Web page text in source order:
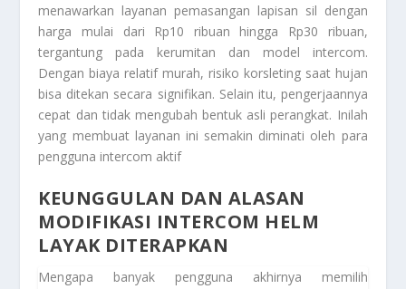
menawarkan layanan pemasangan lapisan sil dengan
harga mulai dari Rp10 ribuan hingga Rp30 ribuan,
tergantung pada kerumitan dan model intercom.
Dengan biaya relatif murah, risiko korsleting saat hujan
bisa ditekan secara signifikan. Selain itu, pengerjaannya
cepat dan tidak mengubah bentuk asli perangkat. Inilah
yang membuat layanan ini semakin diminati oleh para
pengguna intercom aktif
KEUNGGULAN DAN ALASAN
MODIFIKASI INTERCOM HELM
LAYAK DITERAPKAN
Mengapa banyak pengguna akhirnya memilih